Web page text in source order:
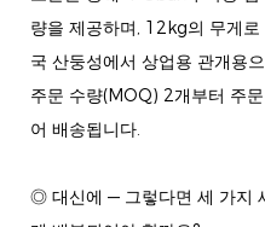
량을 제공하며, 12kg의 무게
국 산둥성에서 상업용 관개용
주문 수량(MOQ) 2개부터 주
어 배송됩니다.
◎ 대신에 — 그렇다면 세 가지